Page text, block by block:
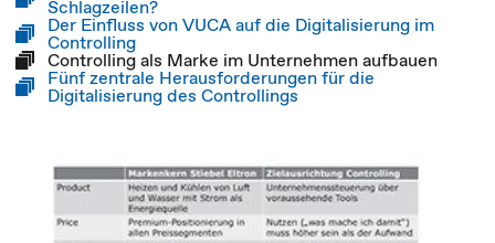
Schlagzeilen?
Der Einfluss von VUCA auf die Digitalisierung im
Controlling
Controlling als Marke im Unternehmen aufbauen
Fünf zentrale Herausforderungen für die
Digitalisierung des Controllings